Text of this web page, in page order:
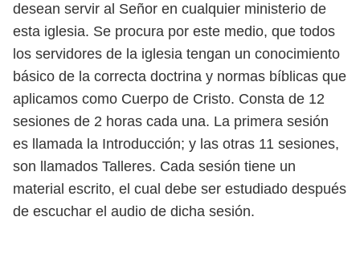
desean servir al Señor en cualquier ministerio de
esta iglesia. Se procura por este medio, que todos
los servidores de la iglesia tengan un conocimiento
básico de la correcta doctrina y normas bíblicas que
aplicamos como Cuerpo de Cristo. Consta de 12
sesiones de 2 horas cada una. La primera sesión
es llamada la Introducción; y las otras 11 sesiones,
son llamados Talleres. Cada sesión tiene un
material escrito, el cual debe ser estudiado después
de escuchar el audio de dicha sesión.